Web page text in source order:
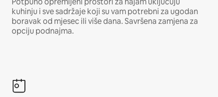
kuhinju i sve sadržaje koji su vam potrebni za ugodan
boravak od mjesec ili više dana. Savršena zamjena za
opciju podnajma.